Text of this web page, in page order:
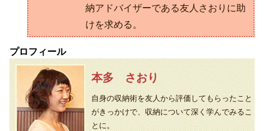
納アドバイザーである友人さおりに助
けを求める。
プロフィール
本多 さおり
自身の収納術を友人から評価してもらったこと
がきっかけで、収納について深く学んでみるこ
とに。